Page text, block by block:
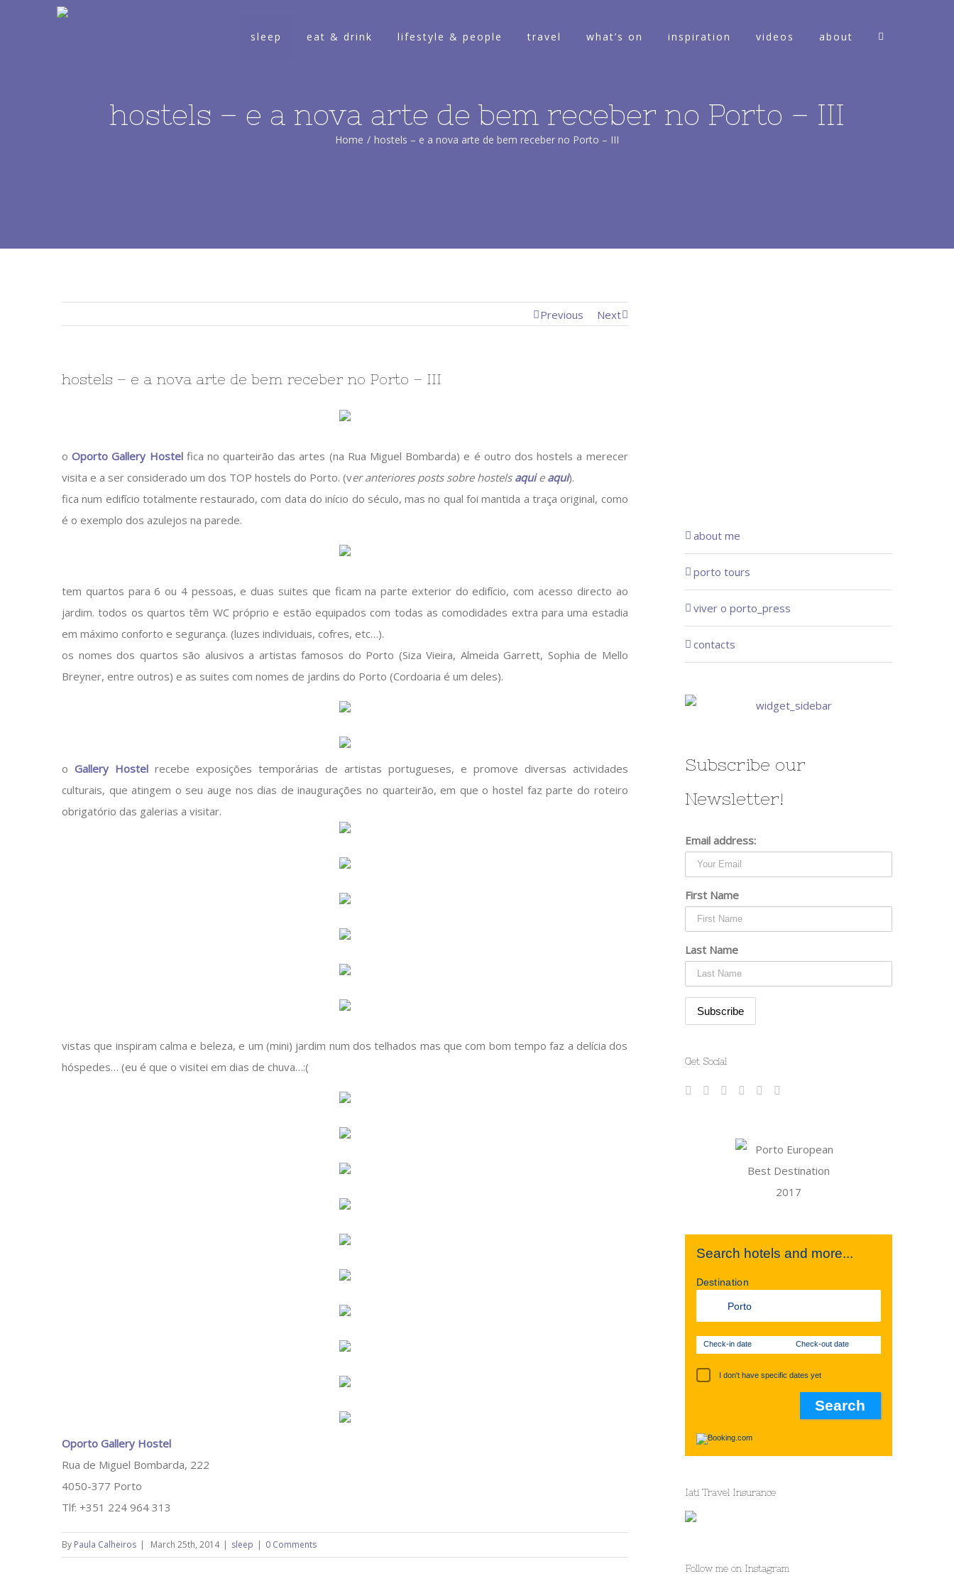
sleep eat & drink lifestyle & people travel what’s on inspiration videos about
hostels – e a nova arte de bem receber no Porto – III
Home / hostels – e a nova arte de bem receber no Porto – III
Previous Next
hostels – e a nova arte de bem receber no Porto – III
oOporto Gallery Hostelfica no quarteirão das artes (na Rua Miguel Bombarda) e é outro dos hostels a merecer
visita e a ser considerado um dos TOP hostels do Porto. (ver anteriores posts sobre hostels aquie aqui).
fica num edifício totalmente restaurado, com data do início do século, mas no qual foi mantida a traça original, como
é o exemplo dos azulejos na parede.
tem quartos para 6 ou 4 pessoas, e duas suites que ficam na parte exterior do edifício, com acesso directo ao
jardim. todos os quartos têm WC próprio e estão equipados com todas as comodidades extra para uma estadia
em máximo conforto e segurança. (luzes individuais, cofres, etc…).
os nomes dos quartos são alusivos a artistas famosos do Porto (Siza Vieira, Almeida Garrett, Sophia de Mello
Breyner, entre outros) e as suites com nomes de jardins do Porto (Cordoaria é um deles).
o Gallery Hostelrecebe exposições temporárias de artistas portugueses, e promove diversas actividades
culturais, que atingem o seu auge nos dias de inaugurações no quarteirão, em que o hostel faz parte do roteiro
obrigatório das galerias a visitar.
vistas que inspiram calma e beleza, e um (mini) jardim num dos telhados mas que com bom tempo faz a delícia dos
hóspedes… (eu é que o visitei em dias de chuva…:(
Oporto Gallery Hostel
Rua de Miguel Bombarda, 222
4050-377 Porto
Tlf: +351 224 964 313
By Paula Calheiros | March 25th, 2014 | sleep | 0 Comments
about me
porto tours
viver o porto_press
contacts
Subscribe our
Newsletter!
Email address:
First Name
Last Name
Get Social
Search hotels and more...
Destination
Check-in date Check-out date
I don't have specific dates yet
Iati Travel Insurance
Follow me on Instagram